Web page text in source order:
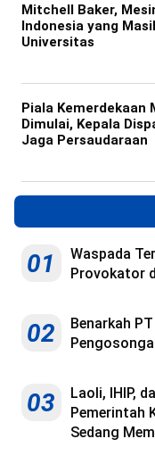
Mitchell Baker,
Indonesia yang
Universitas
Piala Kemerdekaan
Dimulai, Kepala
Jaga Persaudaraan
01
Waspada
Provokator
02
Benarkah
03
Laoli, IHIP,
Pemerintah
Sedang